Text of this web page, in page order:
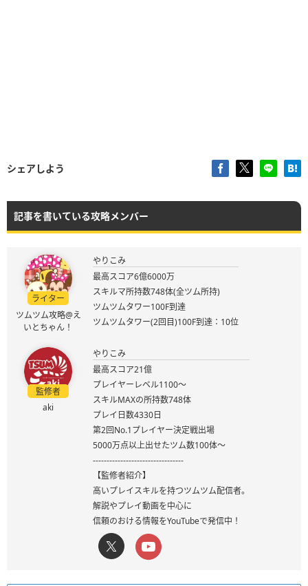
シェアしよう
記事を書いている攻略メンバー
ライター
ツムツム攻略@え
いとちゃん！
やりこみ
最高スコア6億6000万
スキルマ所持数748体(全ツム所持)
ツムツムタワー100F到達
ツムツムタワー(2回目)100F到達：10位
監修者
aki
やりこみ
最高スコア21億
プレイヤーレベル1100～
スキルMAXの所持数748体
プレイ日数4330日
第2回No.1プレイヤー決定戦出場
5000万点以上出せたツム数100体～
---------------------------------
【監修者紹介】
高いプレイスキルを持つツムツム配信者。
解説やプレイ動画を中心に
信頼のおける情報をYouTubeで発信中！